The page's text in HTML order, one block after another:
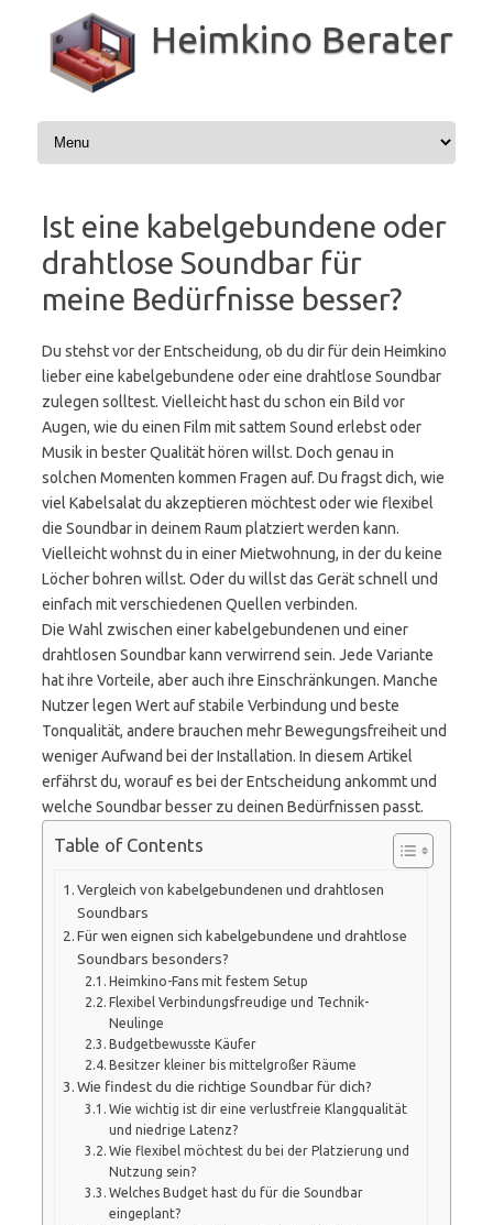
springen
Heimkino Berater
Ist eine kabelgebundene oder
drahtlose Soundbar für
meine Bedürfnisse besser?
Du stehst vor der Entscheidung, ob du dir für dein Heimkino
lieber eine kabelgebundene oder eine drahtlose Soundbar
zulegen solltest. Vielleicht hast du schon ein Bild vor
Augen, wie du einen Film mit sattem Sound erlebst oder
Musik in bester Qualität hören willst. Doch genau in
solchen Momenten kommen Fragen auf. Du fragst dich, wie
viel Kabelsalat du akzeptieren möchtest oder wie flexibel
die Soundbar in deinem Raum platziert werden kann.
Vielleicht wohnst du in einer Mietwohnung, in der du keine
Löcher bohren willst. Oder du willst das Gerät schnell und
einfach mit verschiedenen Quellen verbinden.
Die Wahl zwischen einer kabelgebundenen und einer
drahtlosen Soundbar kann verwirrend sein. Jede Variante
hat ihre Vorteile, aber auch ihre Einschränkungen. Manche
Nutzer legen Wert auf stabile Verbindung und beste
Tonqualität, andere brauchen mehr Bewegungsfreiheit und
weniger Aufwand bei der Installation. In diesem Artikel
erfährst du, worauf es bei der Entscheidung ankommt und
welche Soundbar besser zu deinen Bedürfnissen passt.
Table of Contents
Vergleich von kabelgebundenen und drahtlosen
Soundbars
Für wen eignen sich kabelgebundene und drahtlose
Soundbars besonders?
Heimkino-Fans mit festem Setup
Flexibel Verbindungsfreudige und Technik-
Neulinge
Budgetbewusste Käufer
Besitzer kleiner bis mittelgroßer Räume
Wie findest du die richtige Soundbar für dich?
Wie wichtig ist dir eine verlustfreie Klangqualität
und niedrige Latenz?
Wie flexibel möchtest du bei der Platzierung und
Nutzung sein?
Welches Budget hast du für die Soundbar
eingeplant?